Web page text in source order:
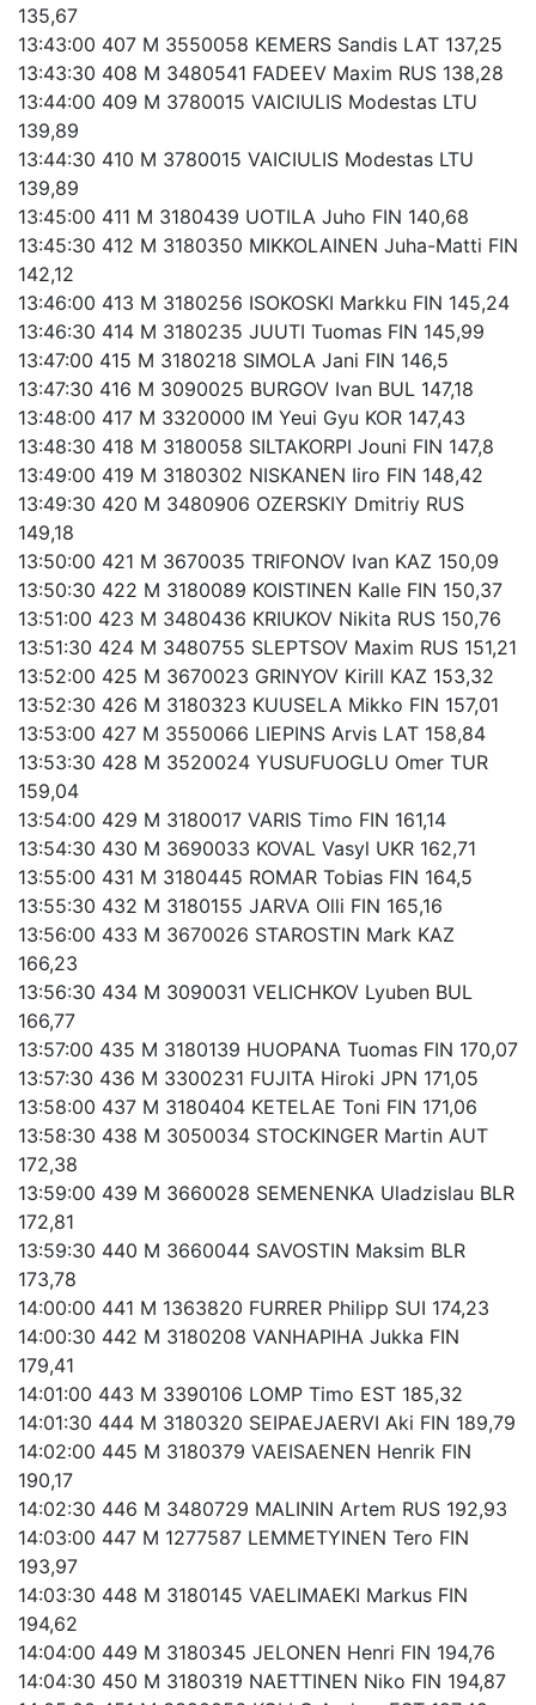
135,67
13:43:00 407 M 3550058 KEMERS Sandis LAT 137,25
13:43:30 408 M 3480541 FADEEV Maxim RUS 138,28
13:44:00 409 M 3780015 VAICIULIS Modestas LTU
139,89
13:44:30 410 M 3780015 VAICIULIS Modestas LTU
139,89
13:45:00 411 M 3180439 UOTILA Juho FIN 140,68
13:45:30 412 M 3180350 MIKKOLAINEN Juha-Matti FIN
142,12
13:46:00 413 M 3180256 ISOKOSKI Markku FIN 145,24
13:46:30 414 M 3180235 JUUTI Tuomas FIN 145,99
13:47:00 415 M 3180218 SIMOLA Jani FIN 146,5
13:47:30 416 M 3090025 BURGOV Ivan BUL 147,18
13:48:00 417 M 3320000 IM Yeui Gyu KOR 147,43
13:48:30 418 M 3180058 SILTAKORPI Jouni FIN 147,8
13:49:00 419 M 3180302 NISKANEN Iiro FIN 148,42
13:49:30 420 M 3480906 OZERSKIY Dmitriy RUS
149,18
13:50:00 421 M 3670035 TRIFONOV Ivan KAZ 150,09
13:50:30 422 M 3180089 KOISTINEN Kalle FIN 150,37
13:51:00 423 M 3480436 KRIUKOV Nikita RUS 150,76
13:51:30 424 M 3480755 SLEPTSOV Maxim RUS 151,21
13:52:00 425 M 3670023 GRINYOV Kirill KAZ 153,32
13:52:30 426 M 3180323 KUUSELA Mikko FIN 157,01
13:53:00 427 M 3550066 LIEPINS Arvis LAT 158,84
13:53:30 428 M 3520024 YUSUFUOGLU Omer TUR
159,04
13:54:00 429 M 3180017 VARIS Timo FIN 161,14
13:54:30 430 M 3690033 KOVAL Vasyl UKR 162,71
13:55:00 431 M 3180445 ROMAR Tobias FIN 164,5
13:55:30 432 M 3180155 JARVA Olli FIN 165,16
13:56:00 433 M 3670026 STAROSTIN Mark KAZ
166,23
13:56:30 434 M 3090031 VELICHKOV Lyuben BUL
166,77
13:57:00 435 M 3180139 HUOPANA Tuomas FIN 170,07
13:57:30 436 M 3300231 FUJITA Hiroki JPN 171,05
13:58:00 437 M 3180404 KETELAE Toni FIN 171,06
13:58:30 438 M 3050034 STOCKINGER Martin AUT
172,38
13:59:00 439 M 3660028 SEMENENKA Uladzislau BLR
172,81
13:59:30 440 M 3660044 SAVOSTIN Maksim BLR
173,78
14:00:00 441 M 1363820 FURRER Philipp SUI 174,23
14:00:30 442 M 3180208 VANHAPIHA Jukka FIN
179,41
14:01:00 443 M 3390106 LOMP Timo EST 185,32
14:01:30 444 M 3180320 SEIPAEJAERVI Aki FIN 189,79
14:02:00 445 M 3180379 VAEISAENEN Henrik FIN
190,17
14:02:30 446 M 3480729 MALININ Artem RUS 192,93
14:03:00 447 M 1277587 LEMMETYINEN Tero FIN
193,97
14:03:30 448 M 3180145 VAELIMAEKI Markus FIN
194,62
14:04:00 449 M 3180345 JELONEN Henri FIN 194,76
14:04:30 450 M 3180319 NAETTINEN Niko FIN 194,87